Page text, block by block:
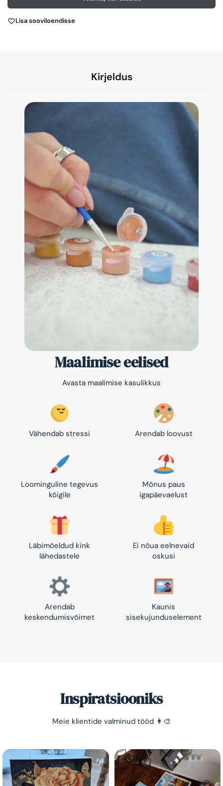
Lisa sooviloendisse
Kirjeldus
Maalimise eelised
Avasta maalimise kasulikkus
Vähendab stressi Arendab loovust
Loominguline tegevus
kõigile
Mõnus paus
igapäevaelust
Läbimõeldud kink
lähedastele
Ei nõua eelnevaid
oskusi
Arendab
keskendumisvõimet
Kaunis
sisekujunduselement
Inspiratsiooniks
Meie klientide valminud tööd 👩‍🎨